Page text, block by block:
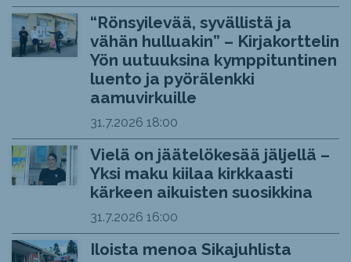
“Rönsyilevää, syvällistä ja
vähän hulluakin” – Kirjakorttelin
Yön uutuuksina kymppituntinen
luento ja pyörälenkki
aamuvirkuille
31.7.2026 18:00
Vielä on jäätelökesää jäljellä –
Yksi maku kiilaa kirkkaasti
kärkeen aikuisten suosikkina
31.7.2026 16:00
Iloista menoa Sikajuhlista